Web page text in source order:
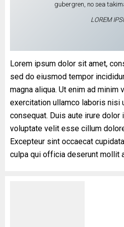
gubergren, no sea
LOREM
Lorem ipsum dolor sit amet,
sed do eiusmod tempor
magna aliqua. Ut enim ad minim
exercitation ullamco laboris nisi
consequat. Duis aute irure dolor
voluptate velit esse cillum
Excepteur sint occaecat
culpa qui officia deserunt mollit